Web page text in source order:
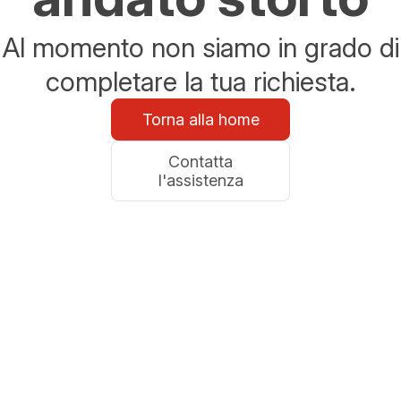
Al momento non siamo in grado di
completare la tua richiesta.
Torna alla home
Contatta
l'assistenza